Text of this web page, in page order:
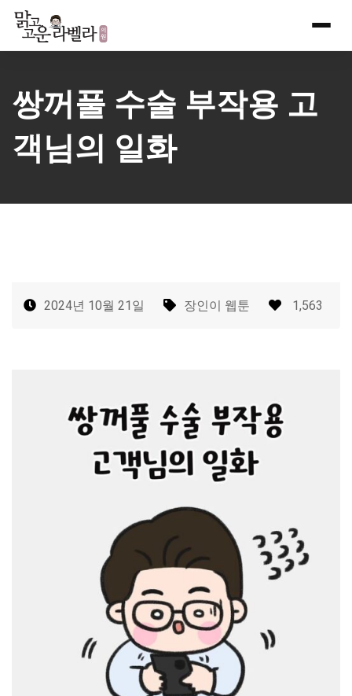
Skip
content
쌍꺼풀 수술 부작용 고
객님의 일화
2024년 10월 21일 장인이 웹툰 1,563